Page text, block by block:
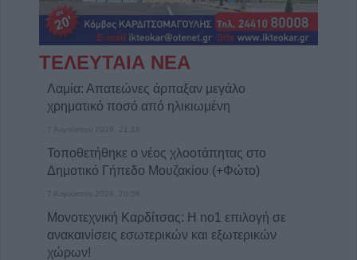
ΤΕΛΕΥΤΑΙΑ ΝΕΑ
Λαμία: Απατεώνες άρπαξαν μεγάλο
χρηματικό ποσό από ηλικιωμένη
7 Αυγούστου 2026, 21:19
Τοποθετήθηκε ο νέος χλοοτάπητας στο
Δημοτικό Γήπεδο Μουζακίου (+Φώτο)
7 Αυγούστου 2026, 20:56
Μονοτεχνική Καρδίτσας: Η no1 επιλογή σε
ανακαινίσεις εσωτερικών και εξωτερικών
χώρων!